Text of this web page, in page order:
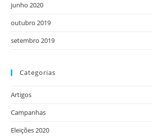
junho 2020
outubro 2019
setembro 2019
Categorias
Artigos
Campanhas
Eleições 2020